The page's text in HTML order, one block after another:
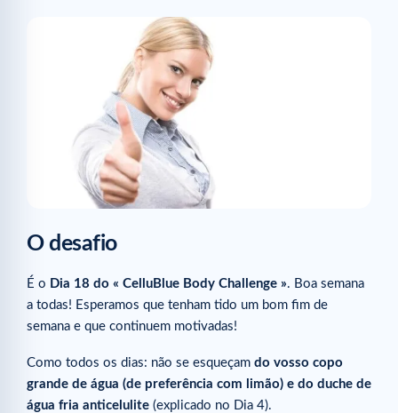
O desafio
É o Dia 18 do « CelluBlue Body Challenge ». Boa semana
a todas! Esperamos que tenham tido um bom fim de
semana e que continuem motivadas!
Como todos os dias: não se esqueçam do vosso copo
grande de água (de preferência com limão) e do duche de
água fria anticelulite (explicado no Dia 4).